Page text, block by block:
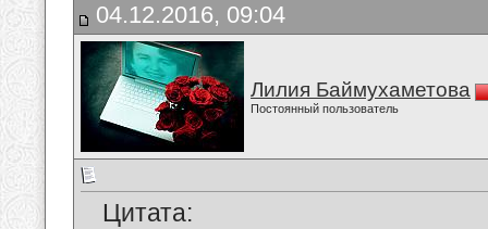
04.12.2016, 09:04
Лилия Баймухаметова
Постоянный пользователь
Цитата: